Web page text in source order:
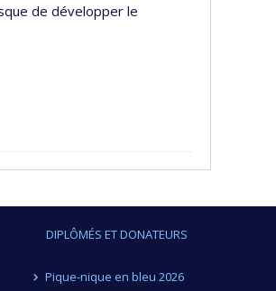
de développer le
DIPLÔMÉS ET DONATEURS
Pique-nique en bleu 2026